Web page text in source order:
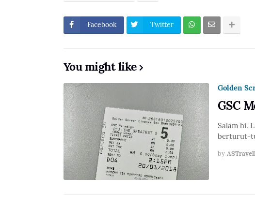
Facebook Twitter
You might like
Golden
GSC
Salam hi.
berturut-
by